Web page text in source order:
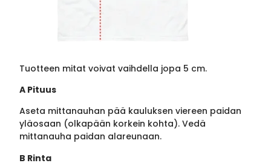
Tuotteen mitat voivat vaihdella jopa 5 cm.
A Pituus
Aseta mittanauhan pää kauluksen viereen paidan
yläosaan (olkapään korkein kohta). Vedä
mittanauha paidan alareunaan.
B Rinta